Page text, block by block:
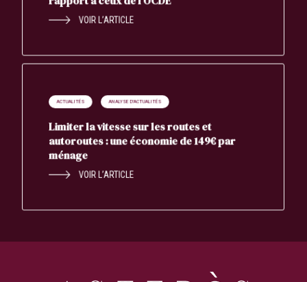
VOIR L’ARTICLE
ACTUALITÉS ANALYSE D'ACTUALITÉS
Limiter la vitesse sur les routes et
autoroutes : une économie de 149€ par
ménage
VOIR L’ARTICLE